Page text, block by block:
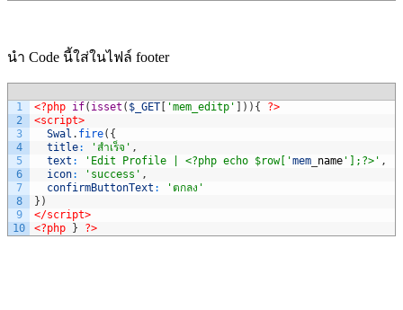
นำ Code นี้ใส่ในไฟล์ footer
1
2
3
4
5
6
7
8
9
10
<?php if( isset ( $_GET [ 'mem_editp' ] ) ) {
?>
<script>
Swal . fire( {
title: 'สำเร็จ' ,
text : 'Edit Profile | <?php echo $row['mem name '];?>' ,
icon: 'success' ,
confirmButtonText :
'ตกลง'
} )
</script>
<?php } ?>